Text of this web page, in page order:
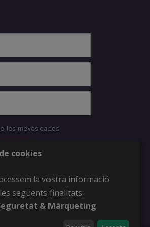
les meves dades
cookies
la vostra informació
següents finalitats:
& Màrqueting.